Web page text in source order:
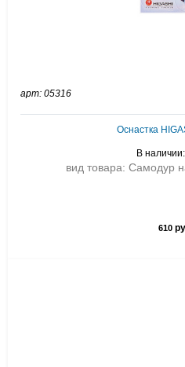
арт: 05316
Оснастка
В
вид товара: Самодур
610